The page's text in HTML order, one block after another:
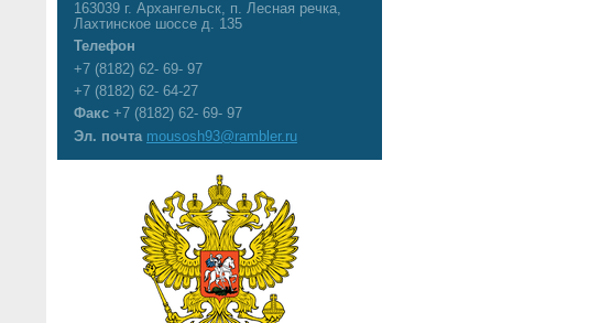
163039 г. Архангельск, п. Лесная речка,
Лахтинское шоссе д. 135
Телефон
+7 (8182) 62- 69- 97
+7 (8182) 62- 64-27
Факс +7 (8182) 62- 69- 97
Эл. почта mousosh93@rambler.ru